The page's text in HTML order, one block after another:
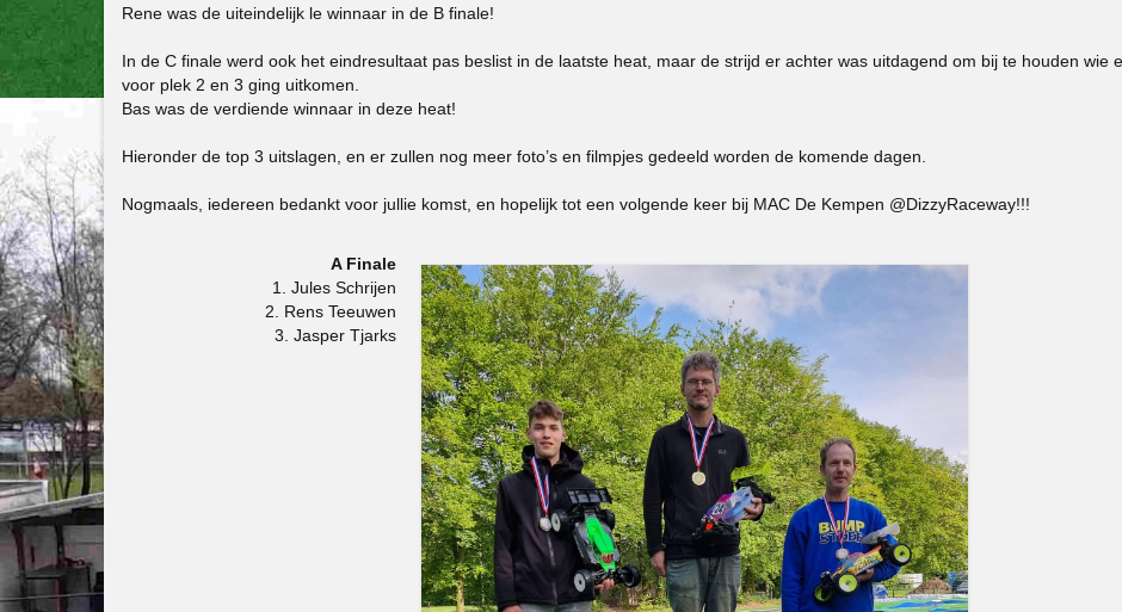
Rene was de uiteindelijk le winnaar in de B finale!
In de C finale werd ook het eindresultaat pas beslist in de laatste heat, maar de strijd er achter was uitdagend om bij te houden wie
voor plek 2 en 3 ging uitkomen.
Bas was de verdiende winnaar in deze heat!
Hieronder de top 3 uitslagen, en er zullen nog meer foto’s en filmpjes gedeeld worden de komende dagen.
Nogmaals, iedereen bedankt voor jullie komst, en hopelijk tot een volgende keer bij MAC De Kempen @DizzyRaceway!!!
A Finale
1. Jules Schrijen
2. Rens Teeuwen
3. Jasper Tjarks